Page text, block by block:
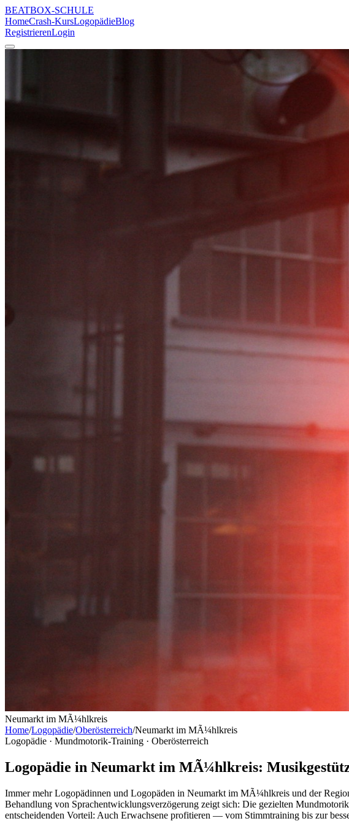
BEATBOX-SCHULE
HomeCrash-KursLogopädieBlog
RegistrierenLogin
Neumarkt im MÃ¼hlkreis
Home/Logopädie/Oberösterreich/Neumarkt im MÃ¼hlkreis
Logopädie · Mundmotorik-Training · Oberösterreich
Logopädie in Neumarkt im MÃ¼hlkreis:
Immer mehr Logopädinnen und Logopäden in Neumarkt im MÃ¼hlkreis und der
Behandlung von Sprachentwicklungsverzögerung zeigt sich: Die gezielten
entscheidenden Vorteil: Auch Erwachsene profitieren — vom Stimmtraining bis zur